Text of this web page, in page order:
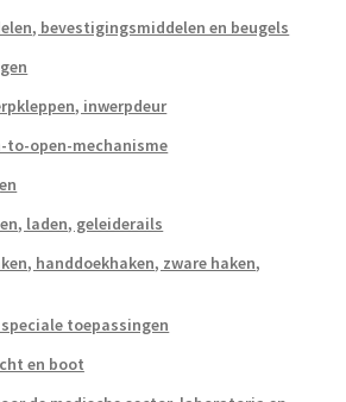
bevestigingsmiddelen en beugels
inwerpdeur
to-open-mechanisme
laden, geleiderails
handdoekhaken, zware haken,
toepassingen
en boot